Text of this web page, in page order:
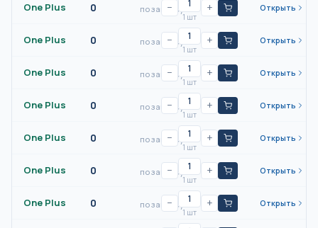
One Plus 0 по запросу
−
1 шт
+ Открыть
One Plus 0 по запросу
−
1 шт
+ Открыть
One Plus 0 по запросу
−
1 шт
+ Открыть
One Plus 0 по запросу
−
1 шт
+ Открыть
One Plus 0 по запросу
−
1 шт
+ Открыть
One Plus 0 по запросу
−
1 шт
+ Открыть
One Plus 0 по запросу
−
1 шт
+ Открыть